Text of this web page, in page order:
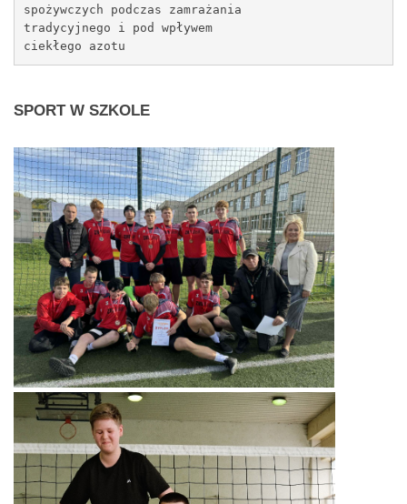
spożywczych podczas zamrażania
tradycyjnego i pod wpływem
ciekłego azotu
SPORTW SZKOLE